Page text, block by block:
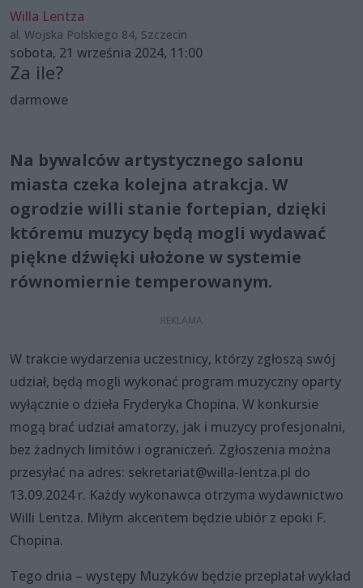
Willa Lentza
al. Wojska Polskiego 84, Szczecin
sobota, 21 września 2024, 11:00
Za ile?
darmowe
Na bywalców artystycznego salonu
miasta czeka kolejna atrakcja. W
ogrodzie willi stanie fortepian, dzięki
któremu muzycy będą mogli wydawać
piękne dźwięki ułożone w systemie
równomiernie temperowanym.
W trakcie wydarzenia uczestnicy, którzy zgłoszą swój
udział, będą mogli wykonać program muzyczny oparty
wyłącznie o dzieła Fryderyka Chopina. W konkursie
mogą brać udział amatorzy, jak i muzycy profesjonalni,
bez żadnych limitów i ograniczeń. Zgłoszenia można
przesyłać na adres: sekretariat@willa-lentza.pl do
13.09.2024 r. Każdy wykonawca otrzyma wydawnictwo
Willi Lentza. Miłym akcentem będzie ubiór z epoki F.
Chopina.
Tego dnia – występy Muzyków będzie przeplatał wykład